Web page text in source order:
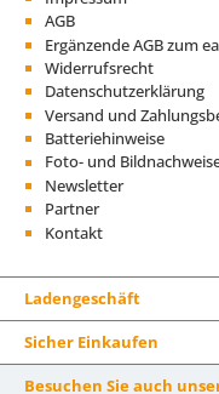
AGB
Ergänzende AGB zum
Widerrufsrecht
Datenschutzerklärung
Versand und
Batteriehinweise
Foto- und
Newsletter
Partner
Kontakt
Ladengeschäft
Sicher Einkaufen
Besuchen Sie auch